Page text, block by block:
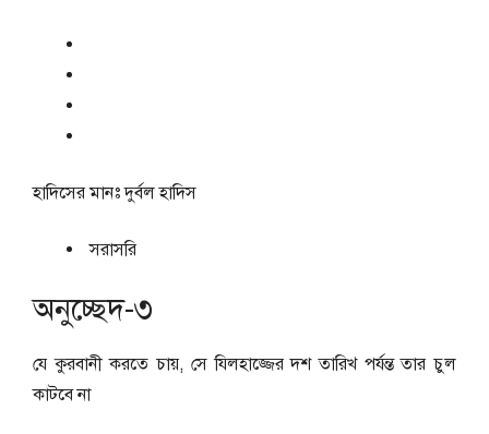
হাদিসের মানঃদুর্বল হাদিস
সরাসরি
অনুচ্ছেদ-৩
যে কুরবানী করতে চায়, সে যিলহাজ্জের দশ তারিখ পর্যন্ত তার চুল
কাটবে না